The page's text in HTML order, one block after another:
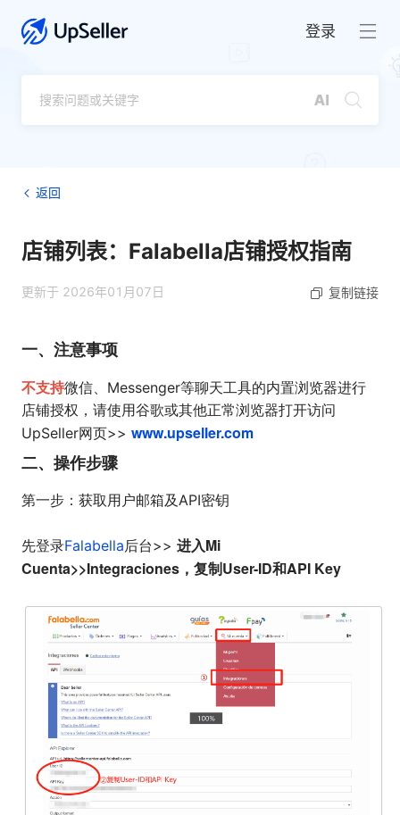
登录
返回
店铺列表：Falabella店铺授权指南
更新于 2026年01月07日 复制链接
一、注意事项
不支持微信、Messenger等聊天工具的内置浏览器进行
店铺授权，请使用谷歌或其他正常浏览器打开访问
UpSeller网页>> www.upseller.com
二、操作步骤
第一步：获取用户邮箱及API密钥
先登录Falabella后台>> 进入Mi
Cuenta>>Integraciones，复制User-ID和API Key